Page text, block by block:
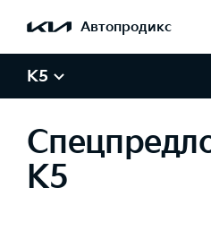
Автопродикс
K5
K5